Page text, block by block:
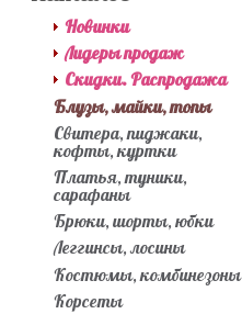
Новинки
Лидеры продаж
Скидки. Распродажа
Блузы, майки, топы
Свитера, пиджаки,
кофты, куртки
Платья, туники,
сарафаны
Брюки, шорты, юбки
Леггинсы, лосины
Костюмы, комбинезоны
Корсеты